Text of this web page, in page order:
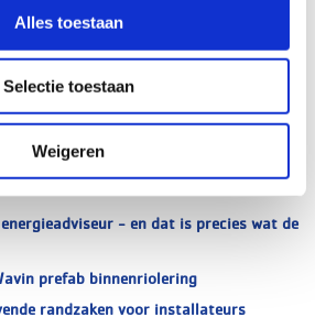
Alles toestaan
Selectie toestaan
Weigeren
Wasco
- en dat is precies wat de
prefab binnenriolering
randzaken voor installateurs